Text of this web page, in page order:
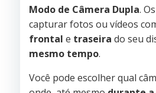
Modo de Câmera Dupla. Os
capturar fotos ou vídeos
frontal e traseira do seu
mesmo tempo.
Você pode escolher qual